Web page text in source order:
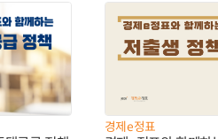
경제e정표